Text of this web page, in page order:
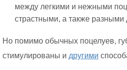
между легкими и нежными
страстными, а также
Но помимо обычных поцелуев,
стимулированы и другими